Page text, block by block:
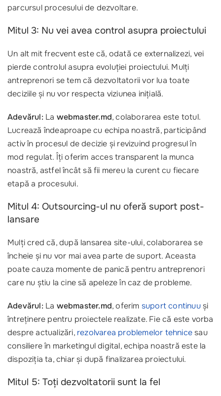
parcursul procesului de dezvoltare.
Mitul 3: Nu vei avea control asupra proiectului
Un alt mit frecvent este că, odată ce externalizezi, vei
pierde controlul asupra evoluției proiectului. Mulți
antreprenori se tem că dezvoltatorii vor lua toate
deciziile și nu vor respecta viziunea inițială.
Adevărul:La webmaster.md, colaborarea este totul.
Lucrează îndeaproape cu echipa noastră, participând
activ în procesul de decizie și revizuind progresul în
mod regulat. Îți oferim acces transparent la munca
noastră, astfel încât să fii mereu la curent cu fiecare
etapă a procesului.
Mitul 4: Outsourcing-ul nu oferă suport post-
lansare
Mulți cred că, după lansarea site-ului, colaborarea se
încheie și nu vor mai avea parte de suport. Aceasta
poate cauza momente de panică pentru antreprenori
care nu știu la cine să apeleze în caz de probleme.
Adevărul:La webmaster.md, oferim suport continuuși
întreținere pentru proiectele realizate. Fie că este vorba
despre actualizări, rezolvarea problemelor tehnicesau
consiliere în marketingul digital, echipa noastră este la
dispoziția ta, chiar și după finalizarea proiectului.
Mitul 5: Toți dezvoltatorii sunt la fel